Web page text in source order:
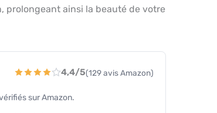
prolongeant ainsi la beauté de votre
4,4/5(129 avis Amazon)
sur Amazon.